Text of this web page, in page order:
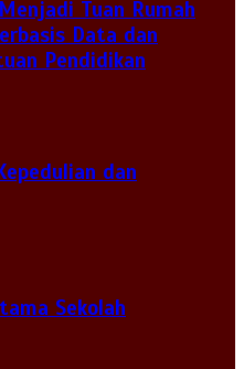
Tuan Rumah
Data dan
Pendidikan
dan
Sekolah